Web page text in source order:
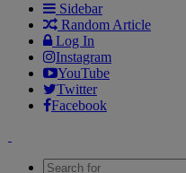
Sidebar
Random Article
Log In
Instagram
YouTube
Twitter
Facebook